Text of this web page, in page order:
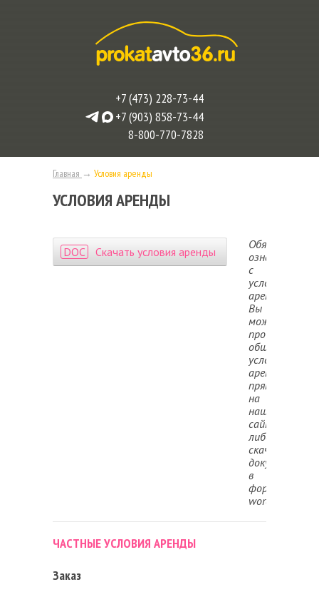
+7 (473) 228-73-44
+7 (903) 858-73-44
8-800-770-7828
Главная → Условия аренды
УСЛОВИЯ АРЕНДЫ
DOC Скачать условия аренды
Обязательно
ознакомьтесь
с
условиями
аренды!
Вы
можете
прочитать
общие
условия
аренды
прямо
на
нашем
сайте,
либо
скачать
документ
в
формате
word.
ЧАСТНЫЕ УСЛОВИЯ АРЕНДЫ
Заказ